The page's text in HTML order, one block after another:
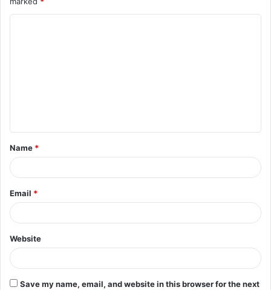
t
*
Name *
Email *
Website
Save my name, email, and website in this browser for the next